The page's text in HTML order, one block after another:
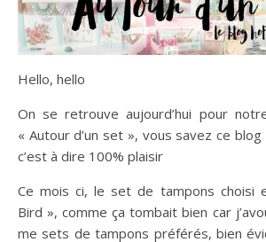
Hello, hello
On se retrouve aujourd’hui pour
« Autour d’un set », vous savez ce
c’est à dire 100% plaisir
Ce mois ci, le set de tampons choisi
Bird », comme ça tombait bien car
me sets de tampons préférés, bien